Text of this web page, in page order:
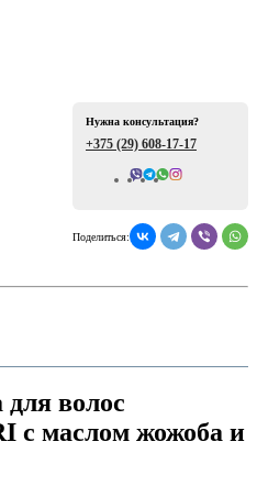
Нужна консультация?
+375 (29) 608-17-17
Поделиться:
волос
с маслом жожоба и